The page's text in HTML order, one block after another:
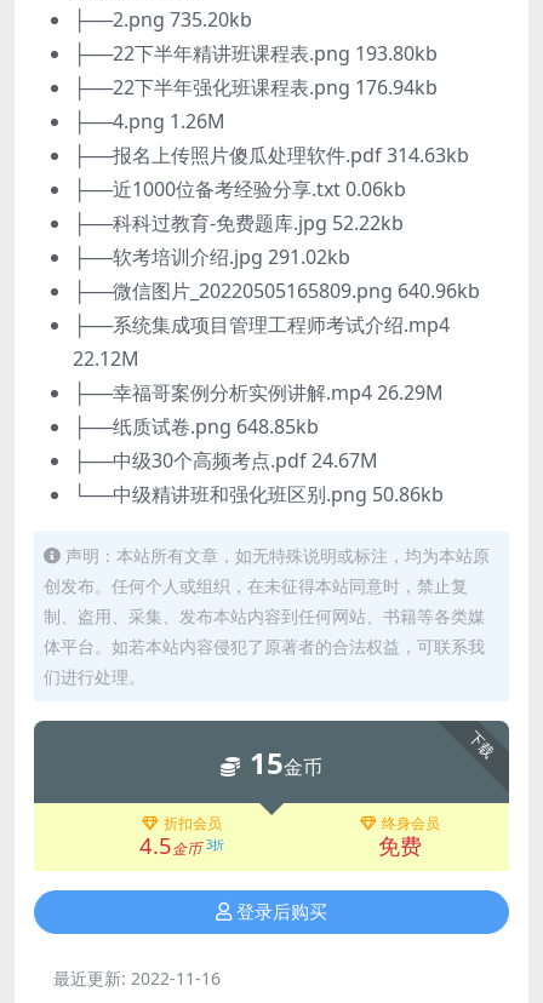
├──2.png 735.20kb
├──22下半年精讲班课程表.png 193.80kb
├──22下半年强化班课程表.png 176.94kb
├──4.png 1.26M
├──报名上传照片傻瓜处理软件.pdf 314.63kb
├──近1000位备考经验分享.txt 0.06kb
├──科科过教育-免费题库.jpg 52.22kb
├──软考培训介绍.jpg 291.02kb
├──微信图片_20220505165809.png 640.96kb
├──系统集成项目管理工程师考试介绍.mp4
22.12M
├──幸福哥案例分析实例讲解.mp4 26.29M
├──纸质试卷.png 648.85kb
├──中级30个高频考点.pdf 24.67M
└──中级精讲班和强化班区别.png 50.86kb
声明：本站所有文章，如无特殊说明或标注，均为本站原
创发布。任何个人或组织，在未征得本站同意时，禁止复
制、盗用、采集、发布本站内容到任何网站、书籍等各类媒
体平台。如若本站内容侵犯了原著者的合法权益，可联系我
们进行处理。
下载
15金币
折扣会员
4.5金币 3折
终身会员
免费
登录后购买
最近更新: 2022-11-16